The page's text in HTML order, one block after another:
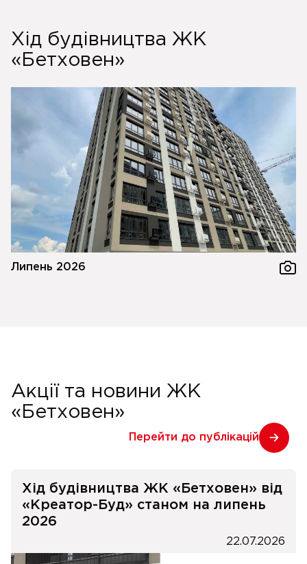
Хід будівництва ЖК
«Бетховен»
Липень 2026
Акції та новини ЖК
«Бетховен»
Перейти до публікацій
Хід будівництва ЖК «Бетховен» від
«Креатор-Буд» станом на липень
2026
22.07.2026